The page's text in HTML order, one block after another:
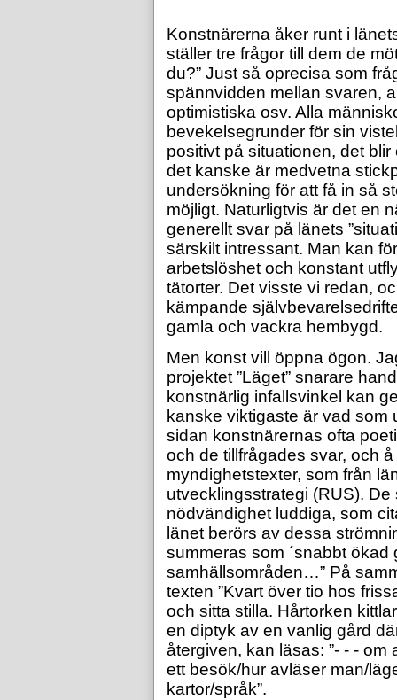
Konstnärerna åker runt i
ställer tre frågor till dem de
du?” Just så oprecisa som
spännvidden mellan svaren,
optimistiska osv. Alla
bevekelsegrunder för sin
positivt på situationen, det
det kanske är medvetna
undersökning för att få in så
möjligt. Naturligtvis är det en
generellt svar på länets
särskilt intressant. Man kan
arbetslöshet och konstant
tätorter. Det visste vi redan,
kämpande
gamla och vackra hembygd.
Men konst vill öppna ögon.
projektet ”Läget” snarare
konstnärlig infallsvinkel kan
kanske viktigaste är vad som
sidan konstnärernas ofta
och de tillfrågades svar, och
myndighetstexter, som från
utvecklingsstrategi (RUS).
nödvändighet luddiga, som
länet berörs av dessa
summeras som ´snabbt ökad
samhällsområden…” På
texten ”Kvart över tio hos
och sitta stilla. Hårtorken
en diptyk av en vanlig gård
återgiven, kan läsas: ”- - -
ett besök/hur avläser man/
kartor/språk”.